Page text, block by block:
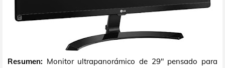
Resumen: Monitor ultrapanorámico de 29" pensado para